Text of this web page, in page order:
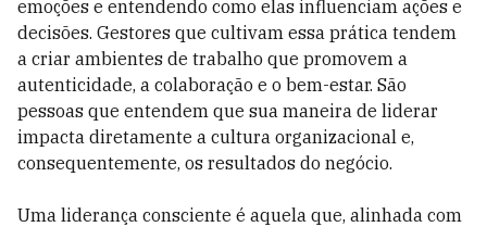
emoções e entendendo como elas influenciam ações e
decisões. Gestores que cultivam essa prática tendem
a criar ambientes de trabalho que promovem a
autenticidade, a colaboração e o bem-estar. São
pessoas que entendem que sua maneira de liderar
impacta diretamente a cultura organizacional e,
consequentemente, os resultados do negócio.
Uma liderança consciente é aquela que, alinhada com